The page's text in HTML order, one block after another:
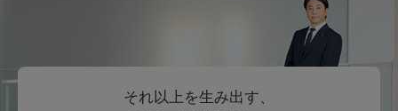
それ以上を生み出す、